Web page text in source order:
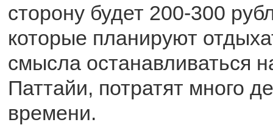
сторону будет 200-300
которые планируют
смысла останавливаться
Паттайи, потратят много
времени.